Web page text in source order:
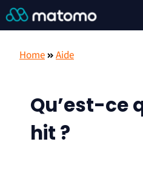
Home Aide
Qu’est-ce
hit ?